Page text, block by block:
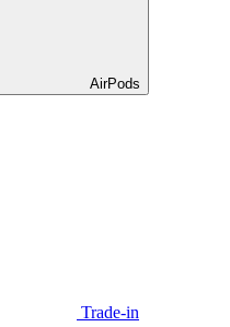
AirPods
Trade-in